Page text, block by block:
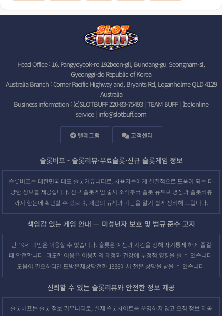
Head Office : 16, Pangyoyeok-ro 192beon-gil, Bundang-gu, Seongnam-si,
Gyeonggi-do Republic of Korea
Australia Branch : Corner Pacific Highway and, Bryants Rd, Loganholme QLD 4129
Australia
Business information : (c)SLOTBUFF 220-83-75493 | TEAM BUFF | (bc)online
service | info@slotbuff.com
텔레그램 고객센터
슬롯버프 - 슬롯리뷰·무료슬롯·신규 슬롯게임 정보
슬롯버프는 대한민국 대표 슬롯커뮤니티로, 사용자들에게 실질적으로 도움이 되는 다
양한 정보를 제공합니다. 신규 슬롯게임 출시 소식부터 슬롯 유튜브 영상과 슬롯리뷰
까지 한눈에 확인할 수 있으며, 게임의 규칙과 기능을 알기 쉽게 정리해 드립니다.
책임감 있는 게임 안내 — 미성년자 보호 및 법규 준수 고지
만 19세 미만은 이용할 수 없습니다. 슬롯은 예산과 시간을 정해 자기통제 하에 즐길
때 안전합니다. 과도한 이용은 이용자의 재정과 건강에 부정적 영향을 줄 수 있습니다.
도움이 필요하다면 도박문제상담전화 1336에서 전문 상담을 받을 수 있습니다.
신뢰할 수 있는 슬롯리뷰와 안전한 정보 제공
슬롯버프는 슬롯 정보 커뮤니티로, 실제 슬롯사이트를 운영하지 않고 오직 정보 제공